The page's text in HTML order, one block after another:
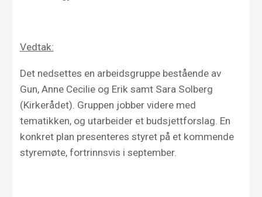
Vedtak:
Det nedsettes en arbeidsgruppe bestående av
Gun, Anne Cecilie og Erik samt Sara Solberg
(Kirkerådet). Gruppen jobber videre med
tematikken, og utarbeider et budsjettforslag. En
konkret plan presenteres styret på et kommende
styremøte, fortrinnsvis i september.